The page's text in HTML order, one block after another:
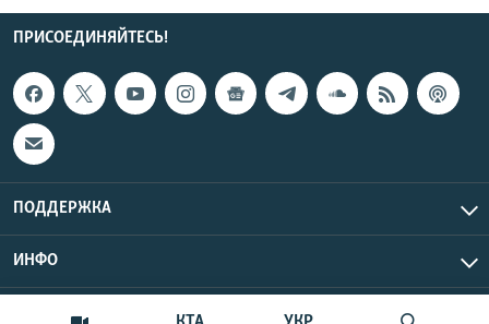
ПРИСОЕДИНЯЙТЕСЬ!
ПОДДЕРЖКА
ИНФО
Copyright Крым.Реалии, 2026 | Все права защищены.
UTC+3